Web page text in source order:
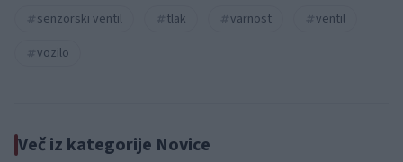
senzorski ventil
tlak varnost
ventil
vozilo
Več iz kategorije Novice